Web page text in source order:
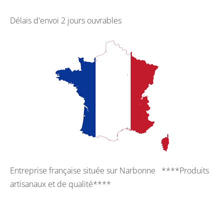
Délais d'envoi 2 jours ouvrables
Entreprise française située sur Narbonne ****Produits
artisanaux et de qualité****